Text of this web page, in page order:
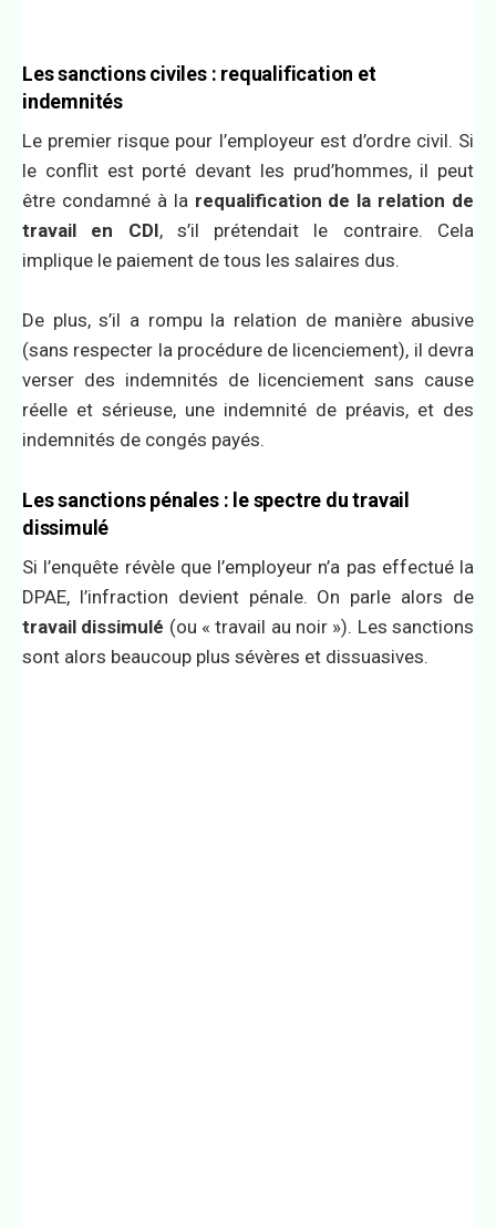
Les sanctions civiles : requalification et
indemnités
Le premier risque pour l’employeur est d’ordre civil. Si
le conflit est porté devant les prud’hommes, il peut
être condamné à la requalification de la relation de
travail en CDI, s’il prétendait le contraire. Cela
implique le paiement de tous les salaires dus.
De plus, s’il a rompu la relation de manière abusive
(sans respecter la procédure de licenciement), il devra
verser des indemnités de licenciement sans cause
réelle et sérieuse, une indemnité de préavis, et des
indemnités de congés payés.
Les sanctions pénales : le spectre du travail
dissimulé
Si l’enquête révèle que l’employeur n’a pas effectué la
DPAE, l’infraction devient pénale. On parle alors de
travail dissimulé (ou « travail au noir »). Les sanctions
sont alors beaucoup plus sévères et dissuasives.